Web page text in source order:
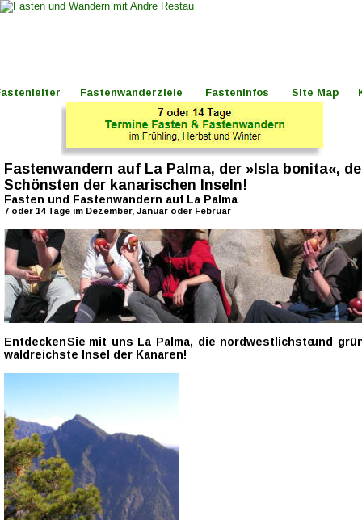
Fastenwandern auf La Palma, der »Isla bonita«,
Schönsten der kanarischen Inseln!
Fasten und Fastenwandern auf La Palma
7 oder 14 Tage im Dezember, Januar oder Februar
Entdecken Sie mit uns La Palma, die nordwestlichste und
waldreichste Insel der Kanaren!
Fastenwanderziele Fasteninfos Site Map